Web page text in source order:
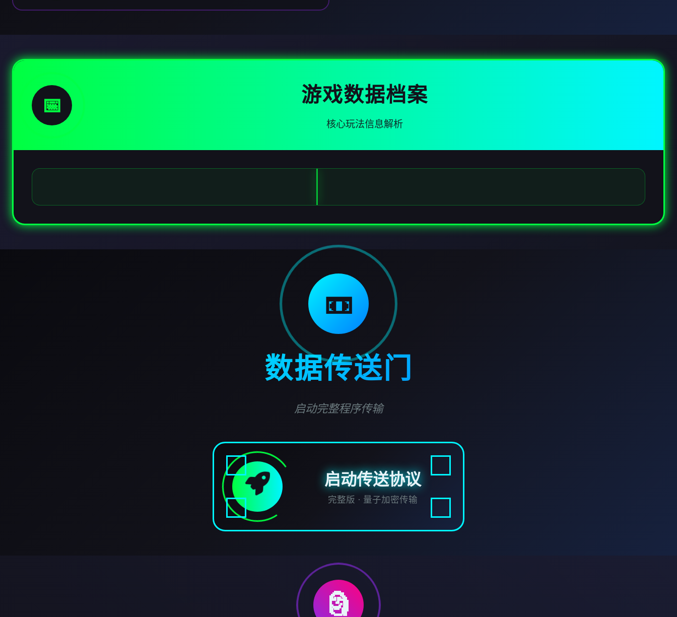
📅 游戏数据档案
核心玩法信息解析
📼
数据传送门
启动完整程序传输
启动传送协议
完整版 · 量子加密传输
🗿